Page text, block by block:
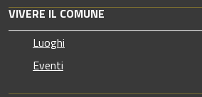
VIVERE IL COMUNE
Luoghi
Eventi